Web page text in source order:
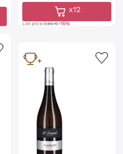
List price:7,90 €-15%
x12